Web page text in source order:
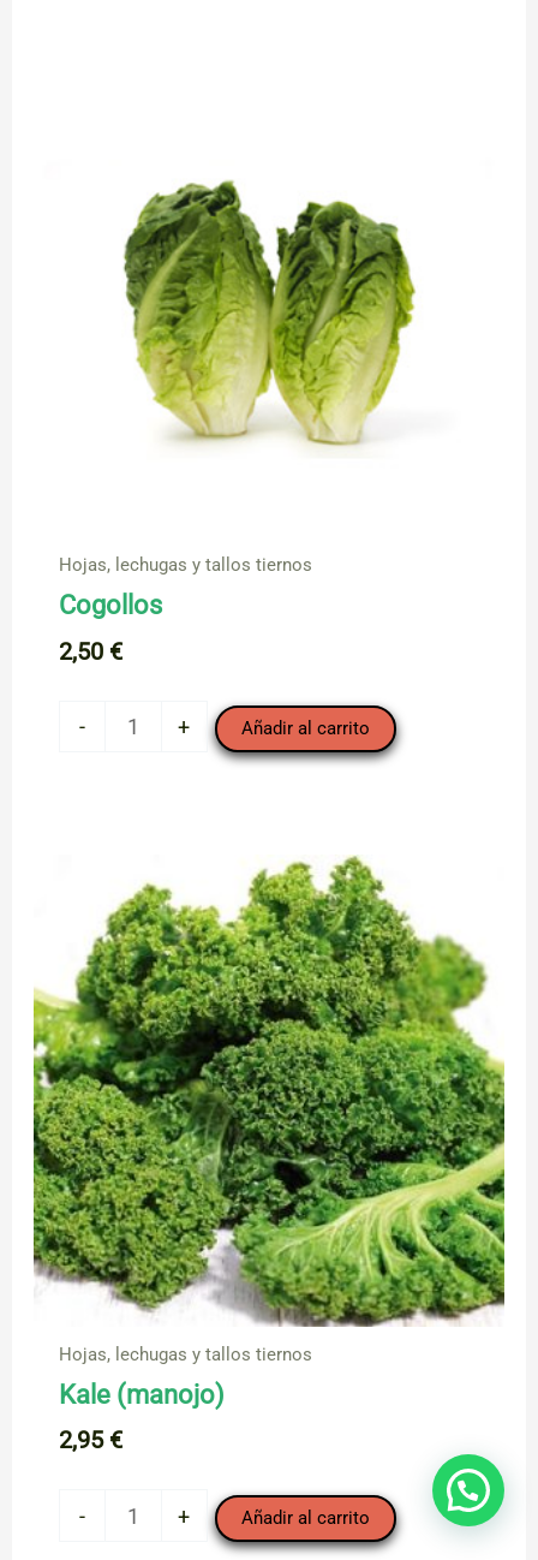
Hojas, lechugas y tallos tiernos
Cogollos
2,50 €
-
Cogollos
+ Añadir al carrito
Hojas, lechugas y tallos tiernos
Kale (manojo)
2,95 €
- + Añadir al carrito